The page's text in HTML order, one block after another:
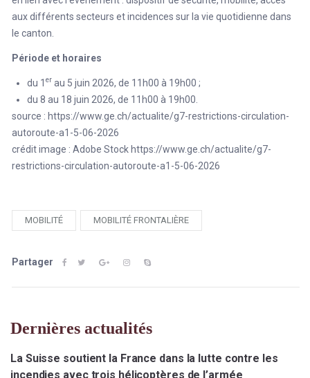
aux différents secteurs et incidences sur la vie quotidienne dans
le canton.
Période et horaires
du 1 er au 5 juin 2026, de 11h00 à 19h00 ;
du 8 au 18 juin 2026, de 11h00 à 19h00.
source : https://www.ge.ch/actualite/g7-restrictions-circulation-
autoroute-a1-5-06-2026
crédit image : Adobe Stock https://www.ge.ch/actualite/g7-
restrictions-circulation-autoroute-a1-5-06-2026
MOBILITÉ MOBILITÉ FRONTALIÈRE
Partager
Dernières actualités
La Suisse soutient la France dans la lutte contre les
incendies avec trois hélicoptères de l’armée